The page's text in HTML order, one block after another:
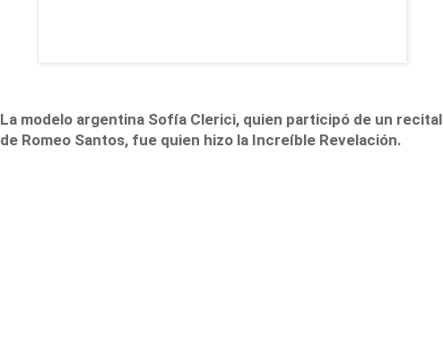
La modelo argentina Sofía Clerici, quien participó de un recital
de Romeo Santos, fue quien hizo la Increíble Revelación.